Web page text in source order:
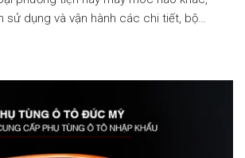
sử dụng và vận hành các chi tiết, bộ
bị mài mòn và giảm chất lượng